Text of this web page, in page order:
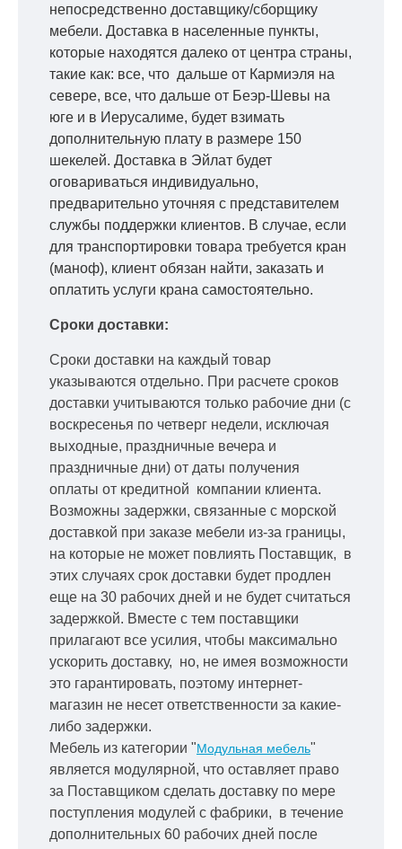
непосредственно доставщику/сборщику
мебели. Доставка в населенные пункты,
которые находятся далеко от центра страны,
такие как: все, что дальше от Кармиэля на
севере, все, что дальше от Беэр-Шевы на
юге и в Иерусалиме, будет взимать
дополнительную плату в размере 150
шекелей. Доставка в Эйлат будет
оговариваться индивидуально,
предварительно уточняя с представителем
службы поддержки клиентов. В случае, если
для транспортировки товара требуется кран
(маноф), клиент обязан найти, заказать и
оплатить услуги крана самостоятельно.
Сроки доставки:
Сроки доставки на каждый товар
указываются отдельно. При расчете сроков
доставки учитываются только рабочие дни (с
воскресенья по четверг недели, исключая
выходные, праздничные вечера и
праздничные дни) от даты получения
оплаты от кредитной компании клиента.
Возможны задержки, связанные с морской
доставкой при заказе мебели из-за границы,
на которые не может повлиять Поставщик, в
этих случаях срок доставки будет продлен
еще на 30 рабочих дней и не будет считаться
задержкой. Вместе с тем поставщики
прилагают все усилия, чтобы максимально
ускорить доставку, но, не имея возможности
это гарантировать, поэтому интернет-
магазин не несет ответственности за какие-
либо задержки.
Мебель из категории "Модульная мебель"
является модулярной, что оставляет право
за Поставщиком сделать доставку по мере
поступления модулей с фабрики, в течение
дополнительных 60 рабочих дней после